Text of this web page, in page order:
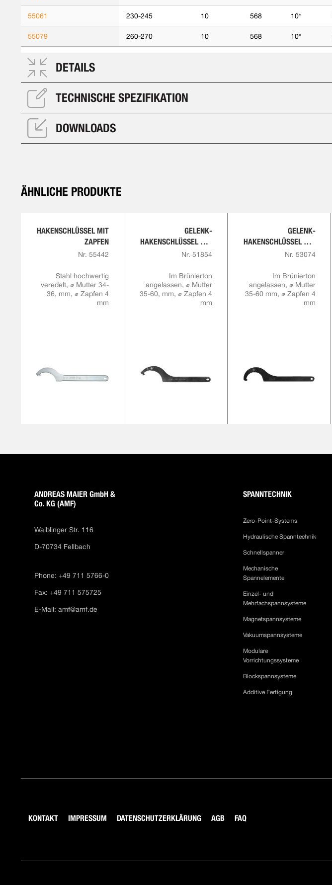
55061 230-245 10 568 10*
55079 260-270 10 568 10*
DETAILS
TECHNISCHE SPEZIFIKATION
DOWNLOADS
ÄHNLICHE PRODUKTE
HAKENSCHLÜSSEL MIT
ZAPFEN
Nr. 55442
Stahl hochwertig
veredelt, ⌀ Mutter 34-
36, mm, ⌀ Zapfen 4
mm
GELENK-
HAKENSCHLÜSSEL MIT
ZAPFEN,
G
Nr. 51854
Im Brünierton
angelassen, ⌀ Mutter
35-60, mm, ⌀ Zapfen 4
mm
GELENK-
HAKENSCHLÜSSEL MIT
ZAPFEN,
G
Nr. 53074
Im Brünierton
angelassen, ⌀ Mutter
35-60 mm, ⌀ Zapfen 4
mm
ANDREAS MAIER GmbH &
Co. KG (AMF)
Waiblinger Str. 116
D-70734 Fellbach
Phone: +49 711 5766-0
Fax: +49 711 575725
E-Mail:amf@amf.de
SPANNTECHNIK
Zero-Point-Systems
Hydraulische Spanntechnik
Schnellspanner
Mechanische
Spannelemente
Einzel- und
Mehrfachspannsysteme
Magnetspannsysteme
Vakuumspannsysteme
Modulare
Vorrichtungssysteme
Blockspannsysteme
Additive Fertigung
KONTAKT IMPRESSUM DATENSCHUTZERKLÄRUNG AGB FAQ